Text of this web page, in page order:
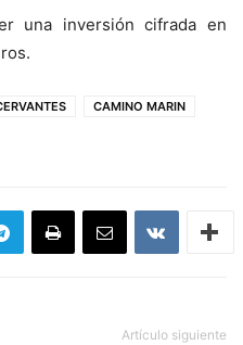
una inversión cifrada en
CAMINO MARIN
Artículo siguiente